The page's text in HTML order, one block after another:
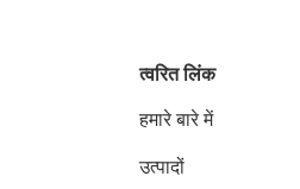
त्वरित लिंक
हमारे बारे में
उत्पादों